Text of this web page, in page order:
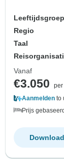
Leeftijdsgroep
Regio
Taal
Vanaf
€3.050
per
Aanmelden to
Prijs